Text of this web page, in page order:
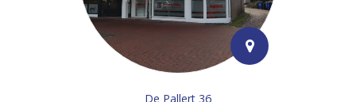
De Pallert 36